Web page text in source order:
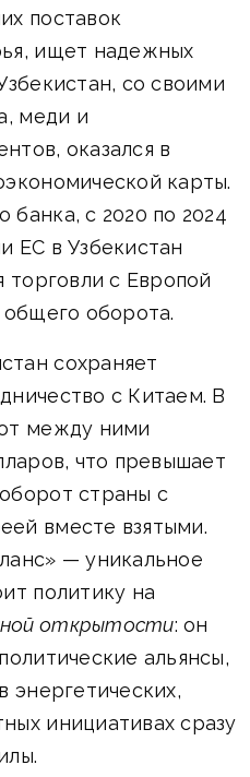
поставок
ищет надежных
со своими
меди и
оказался в
карты.
с 2020 по 2024
ЕС в Узбекистан
торговли с Европой
общего оборота.
сохраняет
с Китаем. В
между ними
что превышает
страны с
вместе взятыми.
— уникальное
политику на
открытости: он
альянсы,
энергетических,
инициативах сразу